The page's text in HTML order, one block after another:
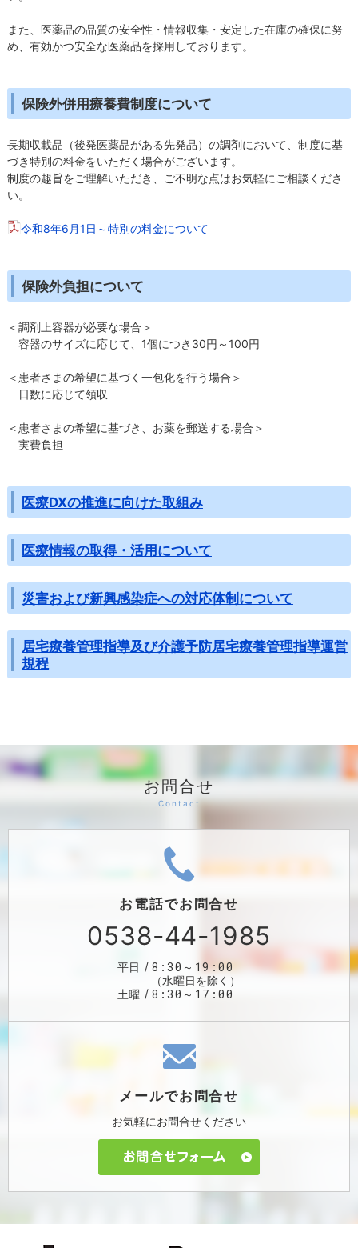
また、医薬品の品質の安全性・情報収集・安定した在庫の確保に努
め、有効かつ安全な医薬品を採用しております。
保険外併用療養費制度について
長期収載品（後発医薬品がある先発品）の調剤において、制度に基
づき特別の料金をいただく場合がございます。
制度の趣旨をご理解いただき、ご不明な点はお気軽にご相談くださ
い。
令和8年6月1日～特別の料金について
保険外負担について
＜調剤上容器が必要な場合＞
容器のサイズに応じて、1個につき30円～100円
＜患者さまの希望に基づく一包化を行う場合＞
日数に応じて領収
＜患者さまの希望に基づき、お薬を郵送する場合＞
実費負担
医療DXの推進に向けた取組み
医療情報の取得・活用について
災害および新興感染症への対応体制について
居宅療養管理指導及び介護予防居宅療養管理指導運営
規程
お問合せ
お電話でお問合せ
0538-44-1985
平日 8:30～19:00
（水曜日を除く）
土曜
8:30～17:00
メールでお問合せ
お気軽にお問合せください